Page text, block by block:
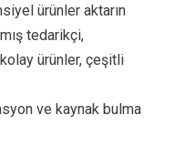
ürünler aktarın
tedarikçi,
ürünler, çeşitli
ve kaynak bulma